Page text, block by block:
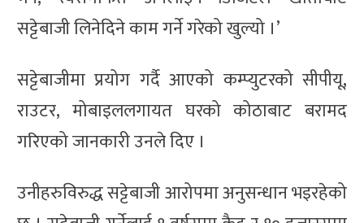
सट्टेबाजी लिनेदिने काम गर्ने गरेको खुल्यो ।’
सट्टेबाजीमा प्रयोग गर्दै आएको कम्प्युटरको सीपीयू,
राउटर, मोबाइललगायत घरको कोठाबाट बरामद
गरिएको जानकारी उनले दिए ।
उनीहरुविरुद्ध सट्टेबाजी आरोपमा अनुसन्धान भइरहेको